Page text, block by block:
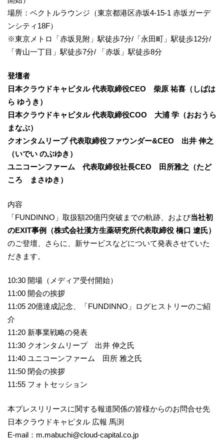
場所：ベクトルラウンジ（東京都港区赤坂4-15-1 赤坂ガーデ
ンシティ18F）
※​​​東京メトロ「赤坂見附」駅徒歩7分/「永田町」駅徒歩12分/
「青山一丁目」駅徒歩7分/ 「赤坂」駅徒歩8分
登壇者
日本クラウドキャピタル 代表取締役CEO 柴原 祐喜（しばは
ら ゆうき）
日本クラウドキャピタル 代表取締役COO 大浦 学（おおうら
まなぶ）
クオンタムリープ 代表取締役ファウンダー&CEO 出井 伸之
（いでい のぶゆき）
ユニコーンファーム 代表取締役社長CEO 田所雅之（たど
ころ まさゆき）
内容
「FUNDINNO」取扱額20億円突破までの軌跡、および当社初
のEXIT事例（株式会社漢方生薬研究所代表取締役 橋口 遼氏）
のご登壇、さらに、新サービスなどについて発表させていた
だきます。
10:30 開場（メディア受付開始）
11:00 開会の挨拶
11:05 20億達成記念、「FUNDINNO」ログヒストリーのご紹
介
11:20 新事業戦略の発表
11:30 クオンタムリープ 出井 伸之氏
11:40 ユニコーンファーム 田所 雅之氏
11:50 閉会の挨拶
11:55 フォトセッション
本プレスリリースに関する報道関係の皆様からのお問合せ先
日本クラウドキャピタル 広報 馬渕
E-mail：m.mabuchi@cloud-capital.co.jp